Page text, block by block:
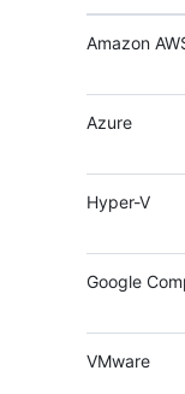
Amazon
Azure
Hyper-V
Google
VMware